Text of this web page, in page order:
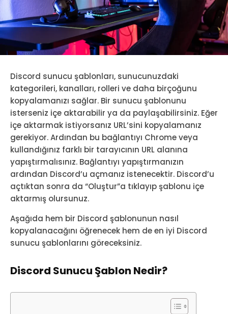
Discord sunucu şablonları, sunucunuzdaki
kategorileri, kanalları, rolleri ve daha birçoğunu
kopyalamanızı sağlar. Bir sunucu şablonunu
isterseniz içe aktarabilir ya da paylaşabilirsiniz. Eğer
içe aktarmak istiyorsanız URL’sini kopyalamanız
gerekiyor. Ardından bu bağlantıyı Chrome veya
kullandığınız farklı bir tarayıcının URL alanına
yapıştırmalısınız. Bağlantıyı yapıştırmanızın
ardından Discord’u açmanız istenecektir. Discord’u
açtıktan sonra da “Oluştur”a tıklayıp şablonu içe
aktarmış olursunuz.
Aşağıda hem bir Discord şablonunun nasıl
kopyalanacağını öğrenecek hem de en iyi Discord
sunucu şablonlarını göreceksiniz.
Discord Sunucu Şablon Nedir?